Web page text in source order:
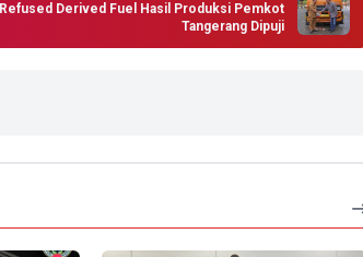
Refused Derived Fuel Hasil Produksi Pemkot
Tangerang Dipuji